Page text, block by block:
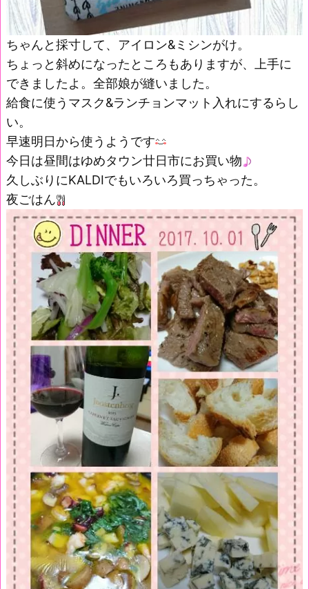
ちゃんと採寸して、アイロン&ミシンがけ。
ちょっと斜めになったところもありますが、上手に
できましたよ。全部娘が縫いました。
給食に使うマスク&ランチョンマット入れにするらし
い。
早速明日から使うようです
今日は昼間はゆめタウン廿日市にお買い物
久しぶりにKALDIでもいろいろ買っちゃった。
夜ごはん